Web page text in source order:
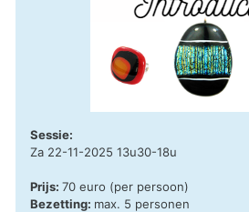
Sessie:
Za 22-11-2025 13u30-18u
Prijs:70 euro (per persoon)
Bezetting: max. 5 personen